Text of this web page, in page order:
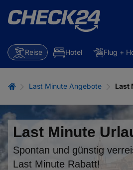
Reise Hotel Flug +
Last Minute Angebote Last
Last Minute
Spontan und günstig
Last Minute Rabatt!